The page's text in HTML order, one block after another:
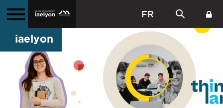
FR
iaelyon